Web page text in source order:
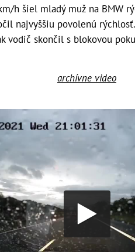
h šiel mladý muž na BMW
najvyššiu povolenú
vodič skončil s blokovou
archívne video